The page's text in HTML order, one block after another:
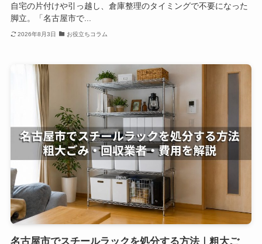
自宅の片付けや引っ越し、倉庫整理のタイミングで不要になった
脚立。「名古屋市で...
2026年8月3日 お役立ちコラム
名古屋市でスチールラックを処分する方法｜粗大ご